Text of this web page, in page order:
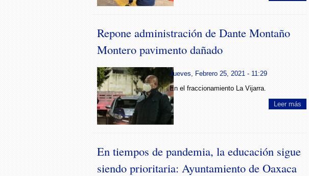
Repone administración de Dante Montaño
Montero pavimento dañado
Jueves, Febrero 25, 2021 - 11:29
En el fraccionamiento La Vijarra.
Leer más
En tiempos de pandemia, la educación sigue
siendo prioritaria: Ayuntamiento de Oaxaca